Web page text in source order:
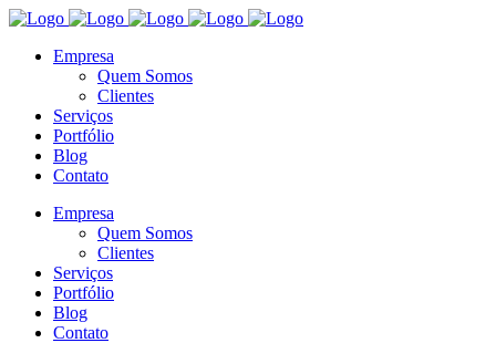
Empresa
Quem Somos
Clientes
Serviços
Portfólio
Blog
Contato
Empresa
Quem Somos
Clientes
Serviços
Portfólio
Blog
Contato